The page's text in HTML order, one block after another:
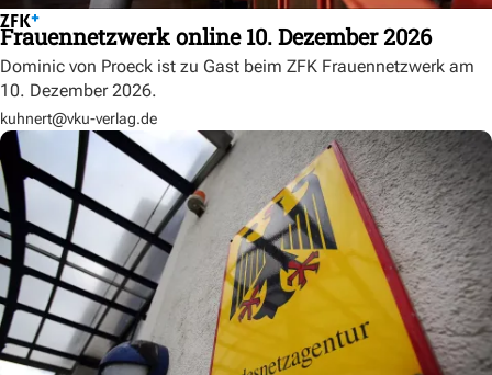
Frauennetzwerk online 10. Dezember 2026
Dominic von Proeck ist zu Gast beim ZFK Frauennetzwerk am
10. Dezember 2026.
kuhnert@vku-verlag.de